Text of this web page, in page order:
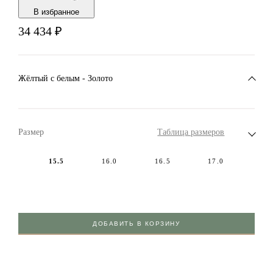
В избранноe
34 434 ₽
Жёлтый с белым - Золото
Размер Таблица размеров
15.5 16.0 16.5 17.0
ДОБАВИТЬ В КОРЗИНУ